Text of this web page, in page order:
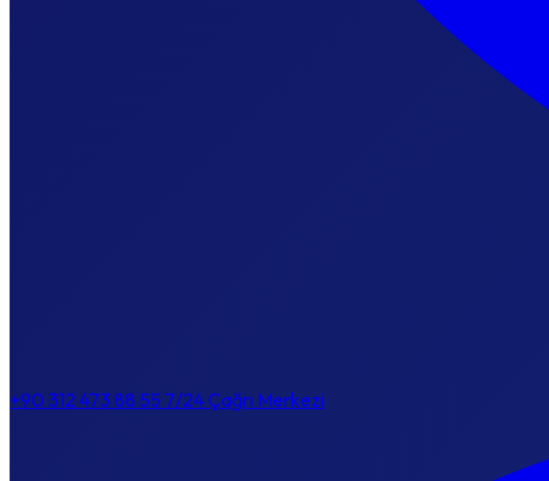
+90 312 473 88 55 7/24 Çağrı Merkezi